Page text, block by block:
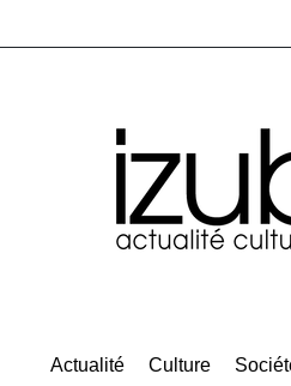
Actualité Culture